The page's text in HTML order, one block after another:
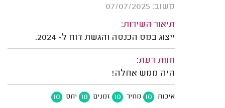
משוב: 07/07/2025
תיאור השירות:
ייצוג במס הכנסה והגשת דוח ל- 2024.
חוות דעת:
היה ממש אחלה!
איכות 10 מחיר 10 זמנים 10 יחס 10